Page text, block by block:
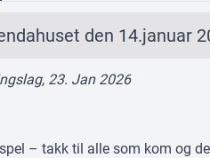
den 14.januar
23. Jan 2026
– takk til alle som kom og